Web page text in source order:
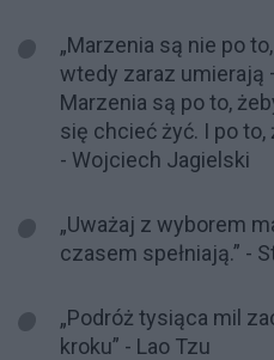
„Marzenia są nie po
wtedy zaraz umierają
Marzenia są po to,
się chcieć żyć. I po to,
- Wojciech Jagielski
„Uważaj z wyborem
czasem spełniają.” -
„Podróż tysiąca mil
kroku” - Lao Tzu